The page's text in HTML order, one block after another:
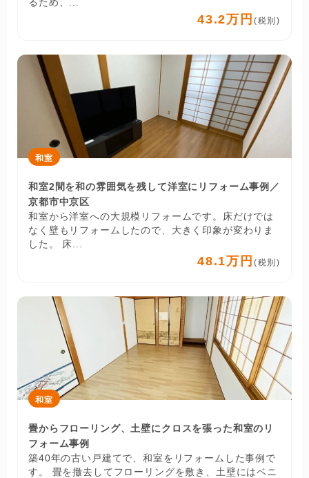
43.2万円 (税別)
和室
和室2間を和の雰囲気を残して洋室にリフォーム事例／
京都市中京区
和室から洋室への大規模リフォームです。床だけでは
なく壁もリフォームしたので、大きく印象が変わりま
した。 床...
48.1万円 (税別)
和室
畳からフローリング、土壁にクロスを張った和室のリ
フォーム事例
築40年の古い戸建てで、和室をリフォームした事例で
す。 畳を撤去してフローリングを敷き、土壁にはベニ